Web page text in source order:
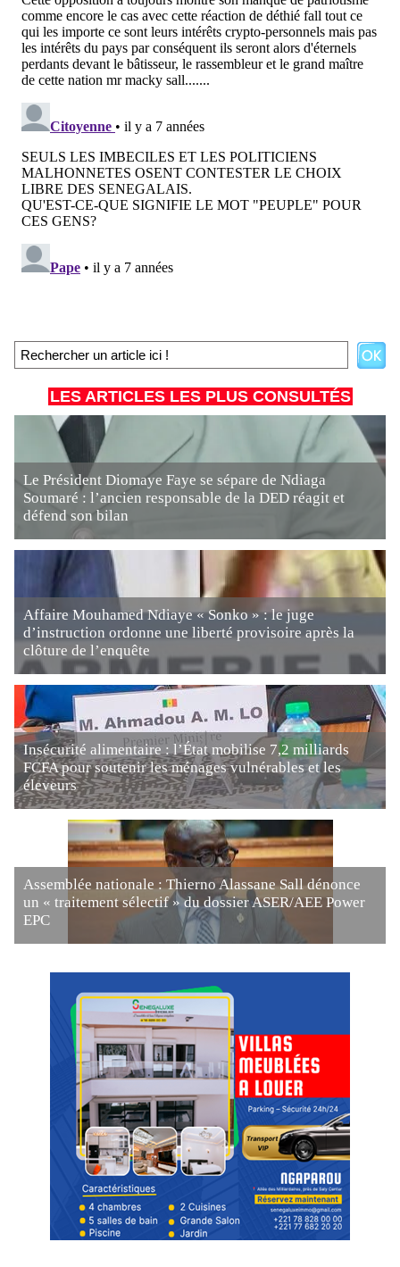
LES ARTICLES LES PLUS CONSULTÉS
Le Président Diomaye Faye se sépare de Ndiaga
Soumaré : l’ancien responsable de la DED réagit et
défend son bilan
Affaire Mouhamed Ndiaye « Sonko » : le juge
d’instruction ordonne une liberté provisoire après la
clôture de l’enquête
Insécurité alimentaire : l’État mobilise 7,2 milliards
FCFA pour soutenir les ménages vulnérables et les
éleveurs
Assemblée nationale : Thierno Alassane Sall dénonce
un « traitement sélectif » du dossier ASER/AEE Power
EPC